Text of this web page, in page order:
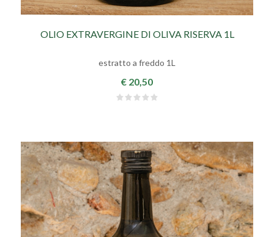
OLIO EXTRAVERGINE DI OLIVA RISERVA 1L
estratto a freddo 1L
€ 20,50